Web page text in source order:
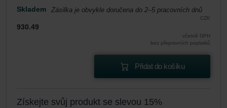
Skladem Zásilka je obvykle doručena do 2–5 pracovních dnů
CZK
930.49
včetně DPH
bez přepravních poplatků
Přidat do košíku
Získejte svůj produkt se slevou 15%